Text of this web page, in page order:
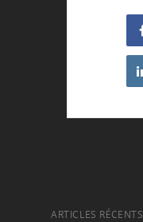
ARTICLES RÉCENTS